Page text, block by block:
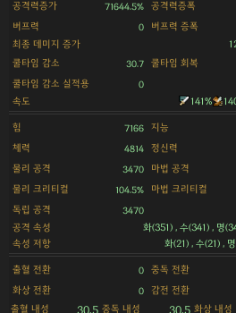
공격력증가 71644.5% 공격력증폭
버프력 0 버프력 증폭
최종 데미지 증가
쿨타임 감소
30.7 쿨타임 회복
쿨타임 감소 실적용 0
속도 141%
힘 7166 지능
체력 4814 정신력
물리 공격 3470 마법 공격
물리 크리티컬 104.5% 마법 크리티컬
독립 공격 3470
공격 속성
화(351) , 수(341) , 명
속성 저항
화(21) , 수(21) ,
출혈 전환 0 중독 전환
화상 전환 0 감전 전환
출혈 내성 30.5 중독 내성 30.5 화상 내성